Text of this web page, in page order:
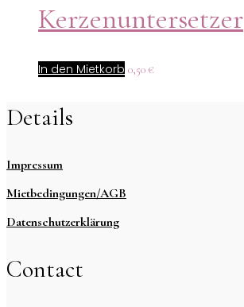
Kerzenuntersetzer
In den Mietkorb 0,50 €
Details
Impressum
Mietbedingungen/AGB
Datenschutzerklärung
Contact